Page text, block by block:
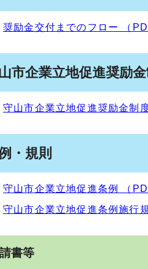
奨励金交付までのフロー （
市企業立地促進奨励
守山市企業立地促進奨励金制
・規則
守山市企業立地促進条例 （
守山市企業立地促進条例施行
書等